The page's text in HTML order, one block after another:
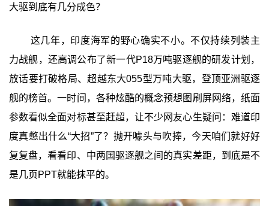
大驱到底有几分成色？
这几年，印度海军的野心确实不小。不仅持续列装主
力战舰，还高调公布了新一代P18万吨驱逐舰的研发计划，
放话要打破格局、超越东大055型万吨大驱，登顶亚洲驱逐
舰的榜首。一时间，各种炫酷的概念预想图刷屏网络，纸面
参数看似全面对标甚至赶超，让不少网友心生疑问：难道印
度真憋出什么“大招”了？抛开噱头与吹捧，今天咱们就好好
复复盘，看看印、中两国驱逐舰之间的真实差距，到底是不
是几页PPT就能抹平的。